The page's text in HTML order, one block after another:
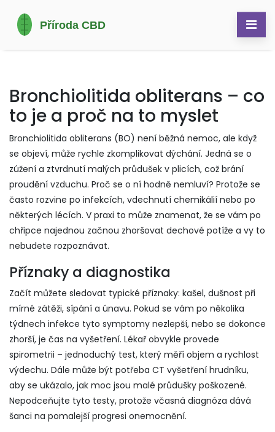
Bronchiolitida obliterans – co
to je a proč na to myslet
Bronchiolitida obliterans (BO) není běžná nemoc, ale když
se objeví, může rychle zkomplikovat dýchání. Jedná se o
zúžení a ztvrdnutí malých průdušek v plicích, což brání
proudění vzduchu. Proč se o ní hodně nemluví? Protože se
často rozvine po infekcích, vdechnutí chemikálií nebo po
některých lécích. V praxi to může znamenat, že se vám po
chřipce najednou začnou zhoršovat dechové potíže a vy to
nebudete rozpoznávat.
Příznaky a diagnostika
Začít můžete sledovat typické příznaky: kašel, dušnost při
mírné zátěži, sípání a únavu. Pokud se vám po několika
týdnech infekce tyto symptomy nezlepší, nebo se dokonce
zhorší, je čas na vyšetření. Lékař obvykle provede
spirometrii – jednoduchý test, který měří objem a rychlost
výdechu. Dále může být potřeba CT vyšetření hrudníku,
aby se ukázalo, jak moc jsou malé průdušky poškozené.
Nepodceňujte tyto testy, protože včasná diagnóza dává
šanci na pomalejší progresi onemocnění.